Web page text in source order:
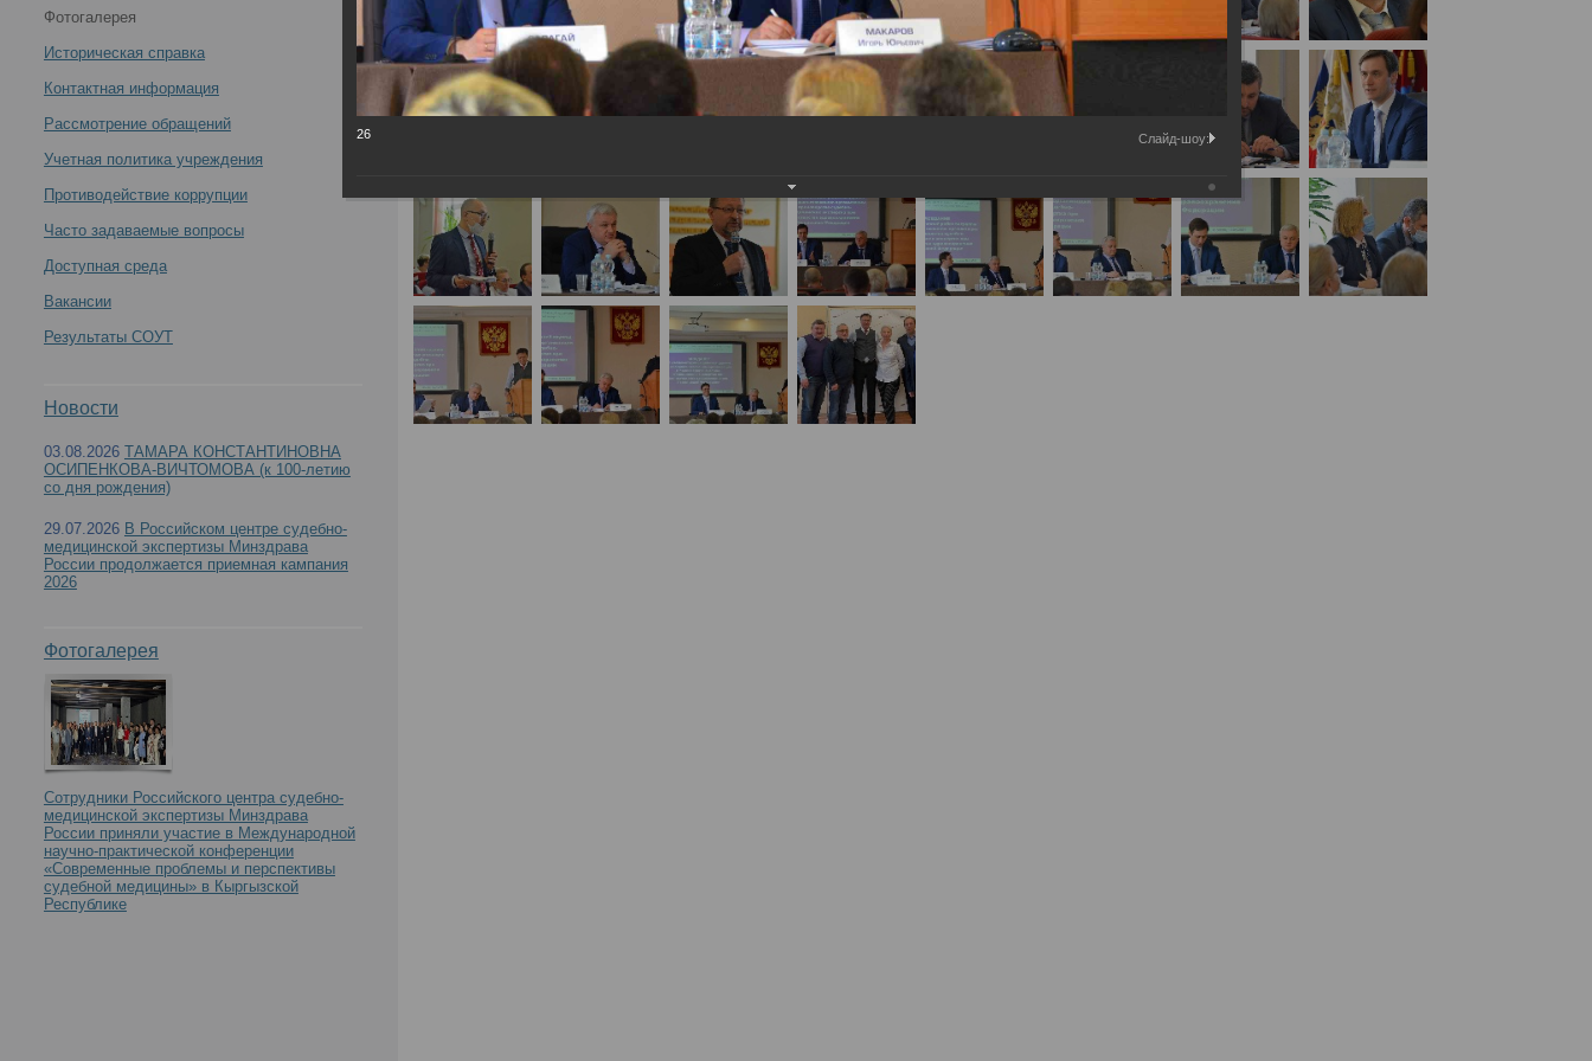
заседание межведомственной рабочей группы по
совершенствованию организации и производства
судебно-медицинских экспертиз при Минздраве
12.04.2021 на базе РЦСМЭ проведено Первое заседание межведомственной рабочей группы по совершенствованию организации и
производства судебно-медицинских экспертиз при Минздраве России
Фотогалерея
Историческая справка
Контактная информация
Рассмотрение обращений
Учетная политика учреждения
Противодействие коррупции
Часто задаваемые вопросы
Доступная среда
Вакансии
Результаты СОУТ
Новости
03.08.2026 ТАМАРА КОНСТАНТИНОВНА
ОСИПЕНКОВА-ВИЧТОМОВА (к 100-летию
со дня рождения)
29.07.2026 В Российском центре судебно-
медицинской экспертизы Минздрава
России продолжается приемная кампания
2026
Фотогалерея
Сотрудники Российского центра судебно-
медицинской экспертизы Минздрава
России приняли участие в Международной
научно-практической конференции
«Современные проблемы и перспективы
судебной медицины» в Кыргызской
Республике
26 Слайд-шоу: